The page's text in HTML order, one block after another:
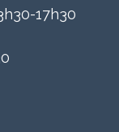
17h30